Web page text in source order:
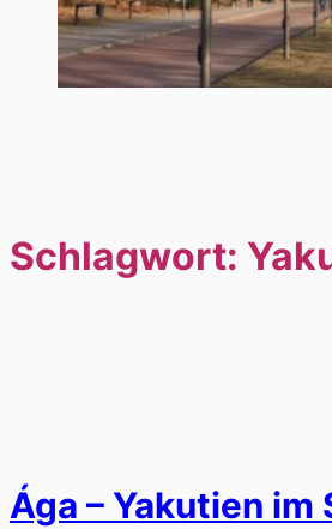
Schlagwort:
Ága – Yakutien im